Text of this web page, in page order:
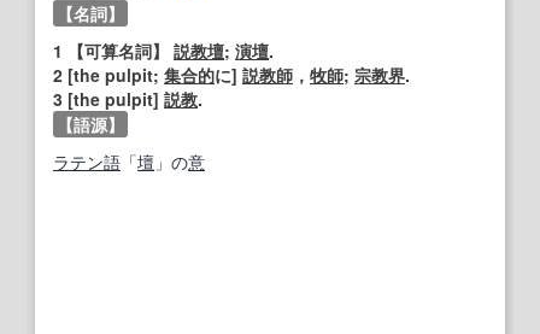
【名詞】
1
【可算名詞】 説教壇; 演壇.
2 [the pulpit; 集合的に] 説教師 ， 牧師; 宗教界.
3 [the pulpit] 説教.
【語源】
ラテン語 「壇 」の意